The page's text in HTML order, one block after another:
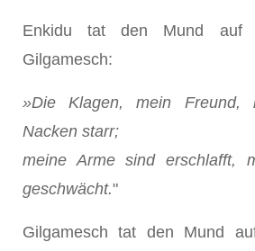
Enkidu tat den Mund auf
Gilgamesch:
»Die Klagen, mein Freund,
Nacken starr;
meine Arme sind erschlafft,
geschwächt."
Gilgamesch tat den Mund